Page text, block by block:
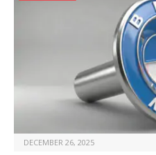
DECEMBER 26, 2025